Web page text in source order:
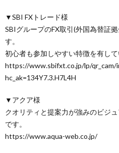
▼SBI FXトレード様
SBIグループのFX取引(外国為替証
す。
初心者も参加しやすい特徴を有して
https://www.sbifxt.co.jp/lp/qr_cam/
hc_ak=134Y7.3.H7L4H
▼アクア様
クオリティと提案力が強みのビジ
です。
https://www.aqua-web.co.jp/